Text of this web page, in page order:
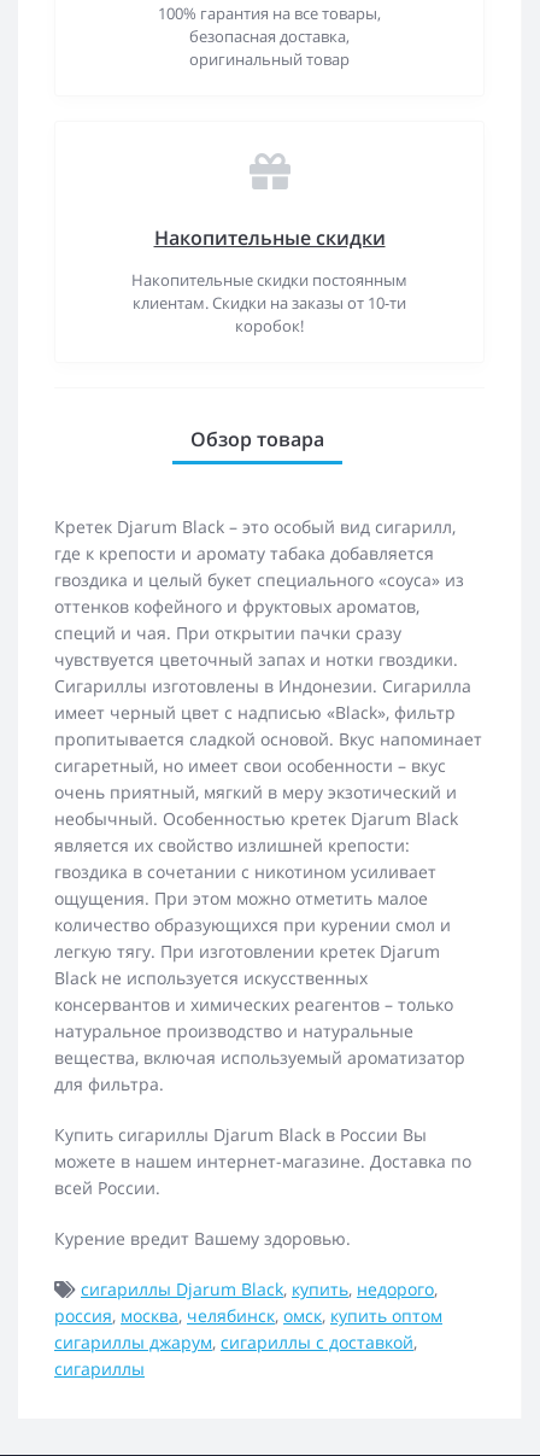
100% гарантия на все товары,
безопасная доставка,
оригинальный товар
Накопительные скидки
Накопительные скидки постоянным
клиентам. Скидки на заказы от 10-ти
коробок!
Обзор товара
Кретек Djarum Black – это особый вид сигарилл,
где к крепости и аромату табака добавляется
гвоздика и целый букет специального «соуса» из
оттенков кофейного и фруктовых ароматов,
специй и чая. При открытии пачки сразу
чувствуется цветочный запах и нотки гвоздики.
Сигариллы изготовлены в Индонезии. Сигарилла
имеет черный цвет с надписью «Black», фильтр
пропитывается сладкой основой. Вкус напоминает
сигаретный, но имеет свои особенности – вкус
очень приятный, мягкий в меру экзотический и
необычный. Особенностью кретек Djarum Black
является их свойство излишней крепости:
гвоздика в сочетании с никотином усиливает
ощущения. При этом можно отметить малое
количество образующихся при курении смол и
легкую тягу. При изготовлении кретек Djarum
Black не используется искусственных
консервантов и химических реагентов – только
натуральное производство и натуральные
вещества, включая используемый ароматизатор
для фильтра.
Купить сигариллы Djarum Black в России Вы
можете в нашем интернет-магазине. Доставка по
всей России.
Курение вредит Вашему здоровью.
сигариллы Djarum Black, купить, недорого,
россия, москва, челябинск, омск, купить оптом
сигариллы джарум, сигариллы с доставкой,
сигариллы